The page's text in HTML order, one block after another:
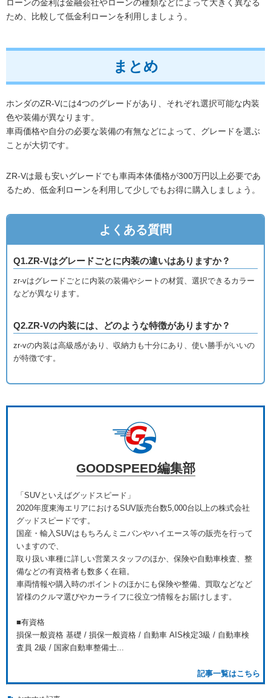
ローンの金利は金融会社やローンの種類などによって大きく異なる
ため、比較して低金利ローンを利用しましょう。
まとめ
ホンダのZR-Vには4つのグレードがあり、それぞれ選択可能な内装
色や装備が異なります。
車両価格や自分の必要な装備の有無などによって、グレードを選ぶ
ことが大切です。
ZR-Vは最も安いグレードでも車両本体価格が300万円以上必要であ
るため、低金利ローンを利用して少しでもお得に購入しましょう。
よくある質問
Q1.ZR-Vはグレードごとに内装の違いはありますか？
zr-vはグレードごとに内装の装備やシートの材質、選択できるカラー
などが異なります。
Q2.ZR-Vの内装には、どのような特徴がありますか？
zr-vの内装は高級感があり、収納力も十分にあり、使い勝手がいいの
が特徴です。
GOODSPEED編集部
「SUVといえばグッドスピード」
2020年度東海エリアにおけるSUV販売台数5,000台以上の株式会社
グッドスピードです。
国産・輸入SUVはもちろんミニバンやハイエース等の販売を行って
いますので、
取り扱い車種に詳しい営業スタッフのほか、保険や自動車検査、整
備などの有資格者も数多く在籍。
車両情報や購入時のポイントのほかにも保険や整備、買取などなど
皆様のクルマ選びやカーライフに役立つ情報をお届けします。
■有資格
損保一般資格 基礎 / 損保一般資格 / 自動車 AIS検定3級 / 自動車検
査員 2級 / 国家自動車整備士...
記事一覧はこちら